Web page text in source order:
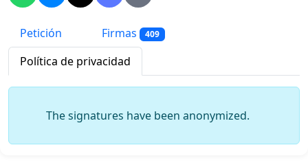
Petición Firmas 409
Política de privacidad
The signatures have been anonymized.